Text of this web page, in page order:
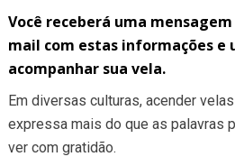
Você receberá uma
mail com estas informações e
acompanhar sua vela.
Em diversas culturas, acender
expressa mais do que as palavras
ver com gratidão.